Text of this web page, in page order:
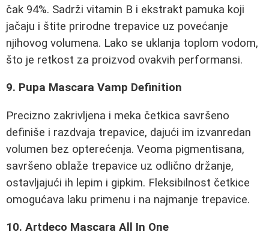
čak 94%. Sadrži vitamin B i ekstrakt pamuka koji
jačaju i štite prirodne trepavice uz povećanje
njihovog volumena. Lako se uklanja toplom vodom,
što je retkost za proizvod ovakvih performansi.
9. Pupa Mascara Vamp Definition
Precizno zakrivljena i meka četkica savršeno
definiše i razdvaja trepavice, dajući im izvanredan
volumen bez opterećenja. Veoma pigmentisana,
savršeno oblaže trepavice uz odlično držanje,
ostavljajući ih lepim i gipkim. Fleksibilnost četkice
omogućava laku primenu i na najmanje trepavice.
10. Artdeco Mascara All In One